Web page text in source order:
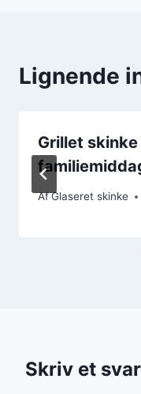
Lignende
Grillet
AfGlaseret skinke
Skriv et svar